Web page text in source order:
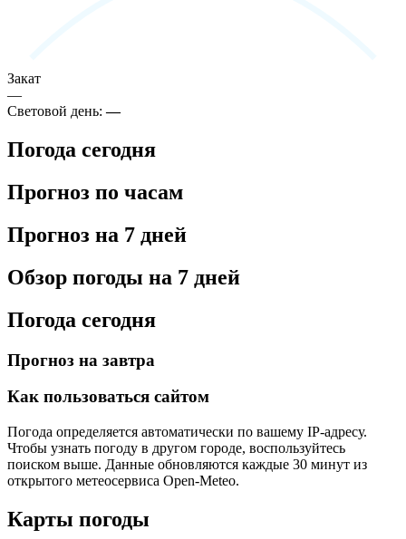
Закат
—
Световой день:—
Погода сегодня
Прогноз по часам
Прогноз на 7 дней
Обзор погоды на 7 дней
Погода сегодня
Прогноз на завтра
Как пользоваться сайтом
Погода определяется автоматически по вашему IP-адресу.
Чтобы узнать погоду в другом городе, воспользуйтесь
поиском выше. Данные обновляются каждые 30 минут из
открытого метеосервиса Open-Meteo.
Карты погоды